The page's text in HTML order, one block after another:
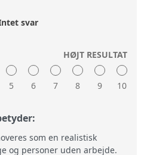
svar
5 6 7 8 9
HØJT RESULTAT
10
som en realistisk
og personer uden arbejde.